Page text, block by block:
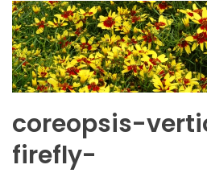
coreopsis-
firefly-